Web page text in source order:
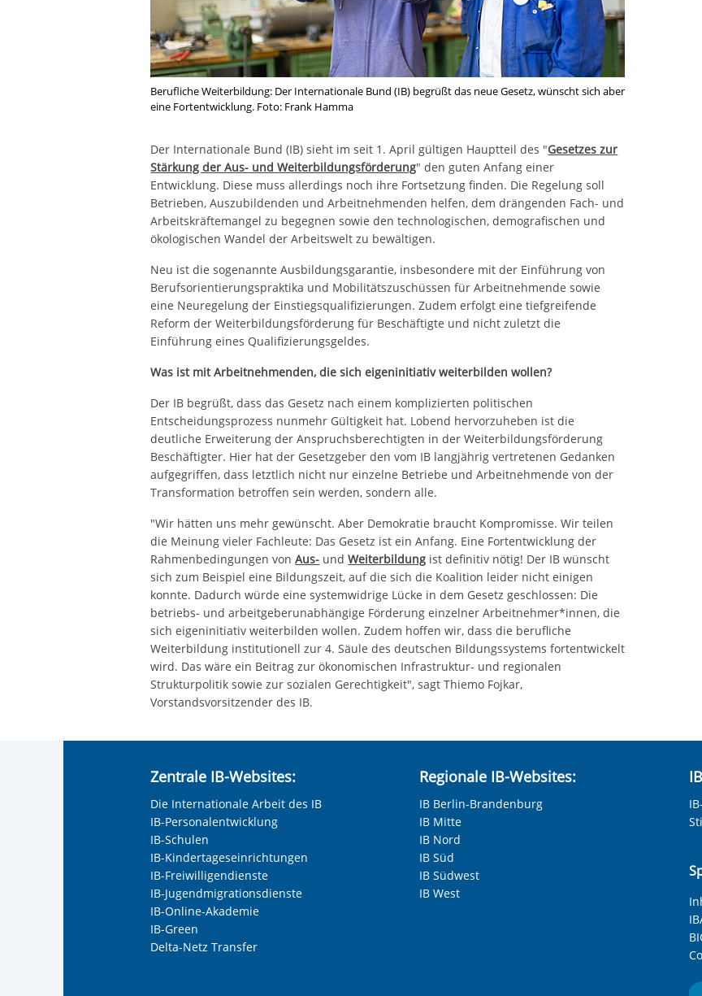
Berufliche Weiterbildung: Der Internationale Bund (IB) begrüßt das neue Gesetz, wünscht sich aber
eine Fortentwicklung. Foto: Frank Hamma
Der Internationale Bund (IB) sieht im seit 1. April gültigen Hauptteil des "Gesetzes zur
Stärkung der Aus- und Weiterbildungsförderung" den guten Anfang einer
Entwicklung. Diese muss allerdings noch ihre Fortsetzung finden. Die Regelung soll
Betrieben, Auszubildenden und Arbeitnehmenden helfen, dem drängenden Fach- und
Arbeitskräftemangel zu begegnen sowie den technologischen, demografischen und
ökologischen Wandel der Arbeitswelt zu bewältigen.
Neu ist die sogenannte Ausbildungsgarantie, insbesondere mit der Einführung von
Berufsorientierungspraktika und Mobilitätszuschüssen für Arbeitnehmende sowie
eine Neuregelung der Einstiegsqualifizierungen. Zudem erfolgt eine tiefgreifende
Reform der Weiterbildungsförderung für Beschäftigte und nicht zuletzt die
Einführung eines Qualifizierungsgeldes.
Was ist mit Arbeitnehmenden, die sich eigeninitiativ weiterbilden wollen?
Der IB begrüßt, dass das Gesetz nach einem komplizierten politischen
Entscheidungsprozess nunmehr Gültigkeit hat. Lobend hervorzuheben ist die
deutliche Erweiterung der Anspruchsberechtigten in der Weiterbildungsförderung
Beschäftigter. Hier hat der Gesetzgeber den vom IB langjährig vertretenen Gedanken
aufgegriffen, dass letztlich nicht nur einzelne Betriebe und Arbeitnehmende von der
Transformation betroffen sein werden, sondern alle.
"Wir hätten uns mehr gewünscht. Aber Demokratie braucht Kompromisse. Wir teilen
die Meinung vieler Fachleute: Das Gesetz ist ein Anfang. Eine Fortentwicklung der
Rahmenbedingungen vonAus- undWeiterbildung ist definitiv nötig! Der IB wünscht
sich zum Beispiel eine Bildungszeit, auf die sich die Koalition leider nicht einigen
konnte. Dadurch würde eine systemwidrige Lücke in dem Gesetz geschlossen: Die
betriebs- und arbeitgeberunabhängige Förderung einzelner Arbeitnehmer*innen, die
sich eigeninitiativ weiterbilden wollen. Zudem hoffen wir, dass die berufliche
Weiterbildung institutionell zur 4. Säule des deutschen Bildungssystems fortentwickelt
wird. Das wäre ein Beitrag zur ökonomischen Infrastruktur- und regionalen
Strukturpolitik sowie zur sozialen Gerechtigkeit", sagt Thiemo Fojkar,
Vorstandsvorsitzender des IB.
Zentrale IB-Websites:
Die Internationale Arbeit des IB
IB-Personalentwicklung
IB-Schulen
IB-Kindertageseinrichtungen
IB-Freiwilligendienste
IB-Jugendmigrationsdienste
IB-Online-Akademie
IB-Green
Delta-Netz Transfer
Regionale IB-Websites:
IB Berlin-Brandenburg
IB Mitte
IB Nord
IB Süd
IB Südwest
IB West